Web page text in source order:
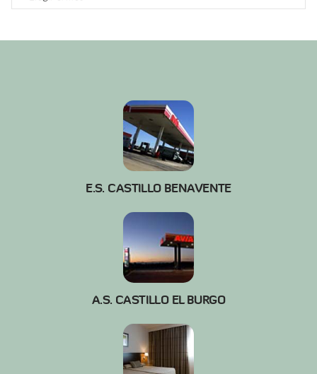
E.S. CASTILLO BENAVENTE
A.S. CASTILLO EL BURGO